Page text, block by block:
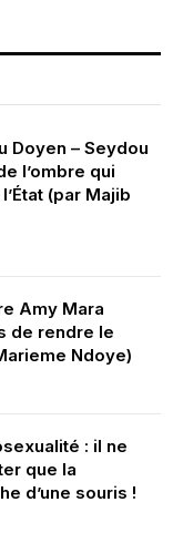
Doyen – Seydou
l’ombre qui
(par Majib
Amy Mara
de rendre le
Ndoye)
: il ne
que la
d’une souris !